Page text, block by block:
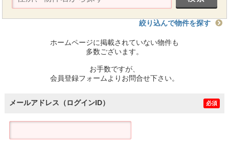
絞り込んで物件を探す
ホームページに掲載されていない物件も
多数ございます。
お手数ですが、
会員登録フォームよりお問合せ下さい。
メールアドレス（ログインID） 必須